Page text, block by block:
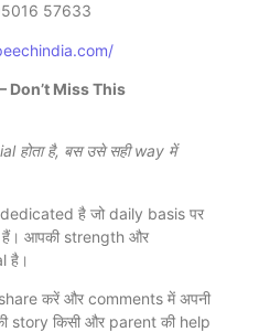
57633
Don’t Miss This
होता है, बस उसे सही way में
है जो daily basis पर
हैं। आपकी strength और
है।
करें और comments में अपनी
story किसी और parent की help